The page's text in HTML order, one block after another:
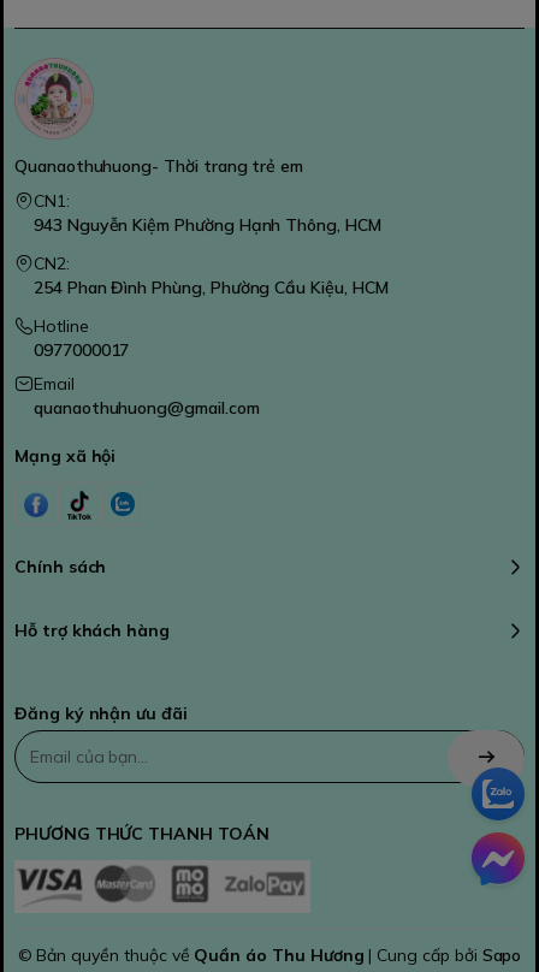
Quanaothuhuong- Thời trang trẻ em
CN1:
943 Nguyễn Kiệm Phường Hạnh Thông, HCM
CN2:
254 Phan Đình Phùng, Phường Cầu Kiệu, HCM
Hotline
0977000017
Email
quanaothuhuong@gmail.com
Mạng xã hội
Chính sách
Hỗ trợ khách hàng
Đăng ký nhận ưu đãi
PHƯƠNG THỨC THANH TOÁN
© Bản quyền thuộc về Quần áo Thu Hương | Cung cấp bởi Sapo